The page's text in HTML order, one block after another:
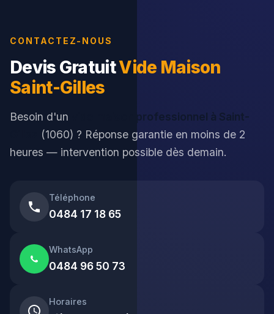
CONTACTEZ-NOUS
Devis GratuitVide Maison
Saint-Gilles
Besoin d'un
vide maison professionnel à Saint-
(1060) ? Réponse garantie en moins de 2
heures — intervention possible dès demain.
Téléphone
0484 17 18 65
WhatsApp
0484 96 50 73
Horaires